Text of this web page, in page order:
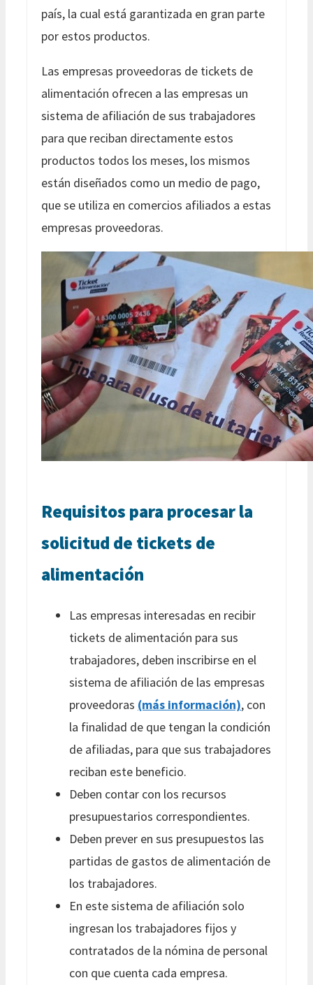
país, la cual está garantizada en gran parte
por estos productos.
Las empresas proveedoras de tickets de
alimentación ofrecen a las empresas un
sistema de afiliación de sus trabajadores
para que reciban directamente estos
productos todos los meses, los mismos
están diseñados como un medio de pago,
que se utiliza en comercios afiliados a estas
empresas proveedoras.
Requisitos para procesar la
solicitud de tickets de
alimentación
Las empresas interesadas en recibir
tickets de alimentación para sus
trabajadores, deben inscribirse en el
sistema de afiliación de las empresas
proveedoras (más información), con
la finalidad de que tengan la condición
de afiliadas, para que sus trabajadores
reciban este beneficio.
Deben contar con los recursos
presupuestarios correspondientes.
Deben prever en sus presupuestos las
partidas de gastos de alimentación de
los trabajadores.
En este sistema de afiliación solo
ingresan los trabajadores fijos y
contratados de la nómina de personal
con que cuenta cada empresa.